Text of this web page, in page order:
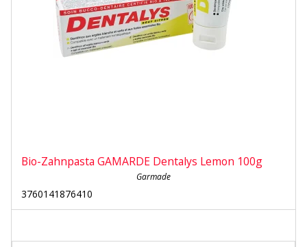
Bio-Zahnpasta GAMARDE Dentalys Lemon 100g
Garmade
3760141876410